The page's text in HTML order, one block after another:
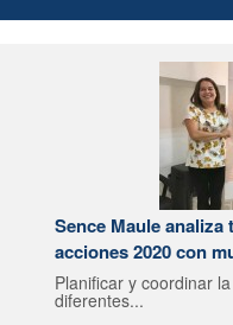
Sence Maule
acciones 2020 con
Planificar y coordinar
diferentes...